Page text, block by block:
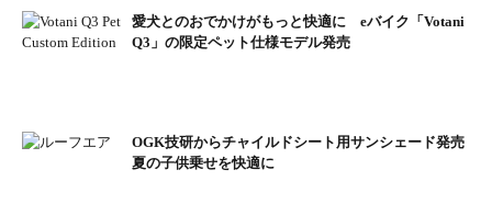
愛犬とのおでかけがもっと快適に eバイク「Votani
Q3」の限定ペット仕様モデル発売
OGK技研からチャイルドシート用サンシェード発売
夏の子供乗せを快適に